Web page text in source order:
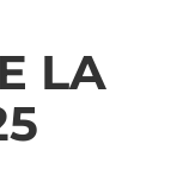
LA